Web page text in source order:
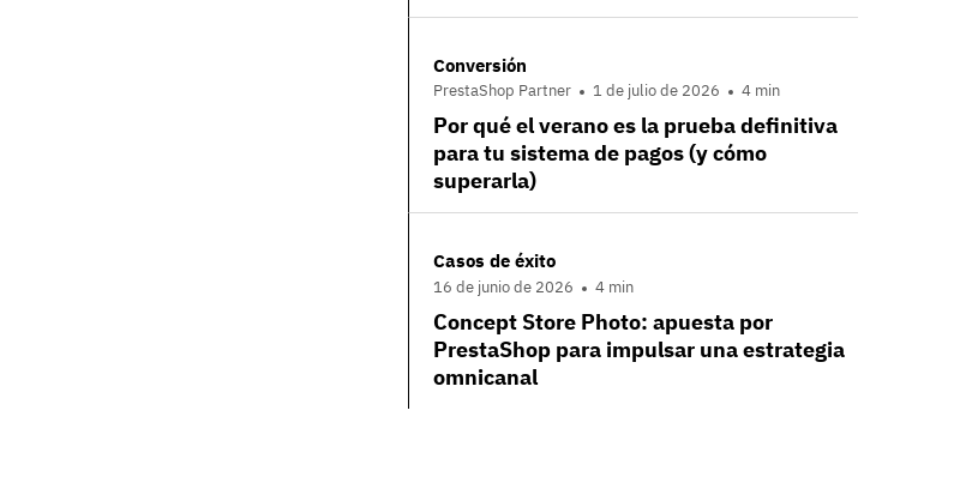
Conversión
PrestaShop Partner 1 de julio de 2026 4 min
Por qué el verano es la prueba definitiva
para tu sistema de pagos (y cómo
superarla)
Casos de éxito
16 de junio de 2026 4 min
Concept Store Photo: apuesta por
PrestaShop para impulsar una estrategia
omnicanal